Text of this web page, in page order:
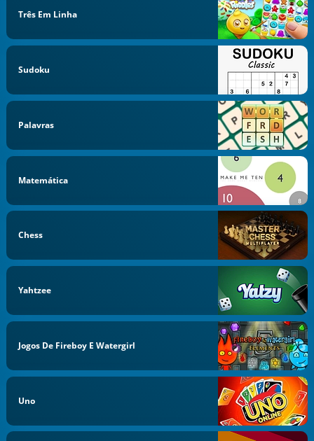
Três Em Linha
Sudoku
Palavras
Matemática
Chess
Yahtzee
Jogos De Fireboy E Watergirl
Uno